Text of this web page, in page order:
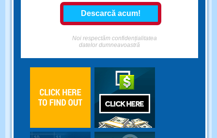
Noi respectăm confidențialitatea
datelor dumneavoastră